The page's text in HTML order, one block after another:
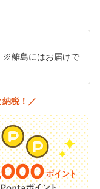
※離島にはお届けで
税！／